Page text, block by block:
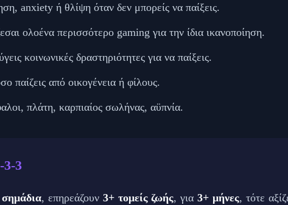
anxiety ή θλίψη όταν δεν μπορείς να παίξεις.
ολοένα περισσότερο gaming για την ίδια ικανοποίηση.
κοινωνικές δραστηριότητες για να παίξεις.
παίζεις από οικογένεια ή φίλους.
πλάτη, καρπιαίος σωλήνας, αϋπνία.
3-3
, επηρεάζουν 3+ τομείς ζωής, για3+ μήνες, τότε